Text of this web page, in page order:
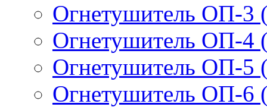
Огнетушитель ОП-3
Огнетушитель ОП-4
Огнетушитель ОП-5
Огнетушитель ОП-6